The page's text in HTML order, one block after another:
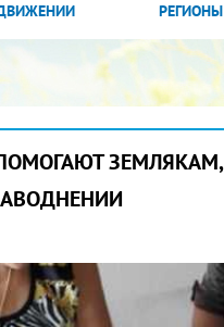
РЕГИОНЫ
ЗЕМЛЯКАМ,